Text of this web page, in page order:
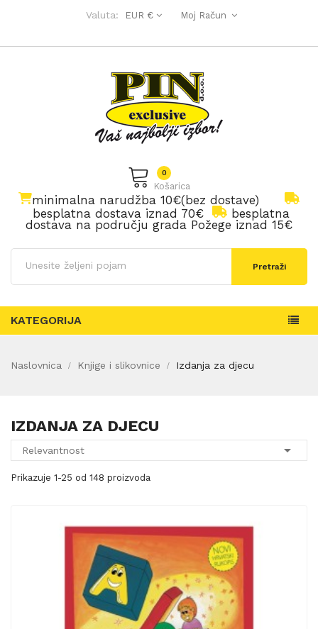
Valuta: EUR € Moj Račun
Košarica
0
minimalna narudžba 10€(bez dostave)
besplatna dostava iznad 70€
besplatna
dostava na području grada Požege iznad 15€
Pretraži
KATEGORIJA
Naslovnica Knjige i slikovnice Izdanja za djecu
IZDANJA ZA DJECU
Relevantnost 
Prikazuje 1-25 od 148 proizvoda